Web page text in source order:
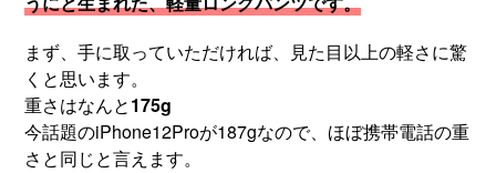
まず、手に取っていただければ、見た目以上の軽さに驚
くと思います。
重さはなんと175g
今話題のiPhone12Proが187gなので、ほぼ携帯電話の重
さと同じと言えます。